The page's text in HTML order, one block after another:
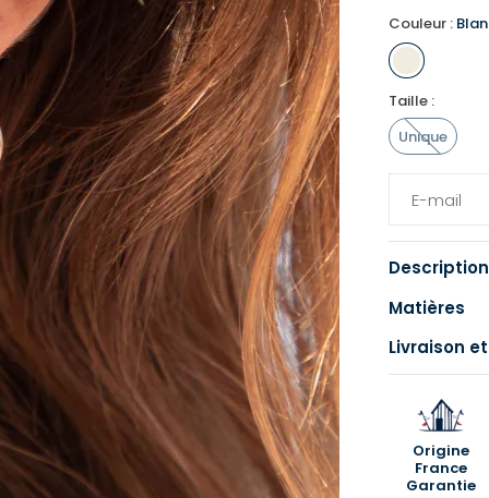
Couleur :
Taille :
Unique
Description
Matières
Livraison
Origine
France
Garantie